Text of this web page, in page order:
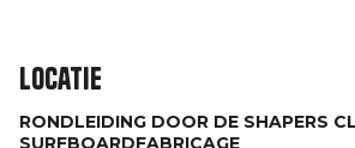
Locatie
RONDLEIDING DOOR DE SHAPERS
SURFBOARDFABRICAGE